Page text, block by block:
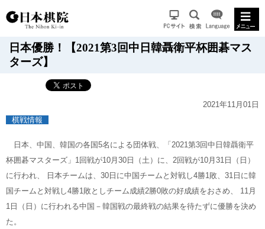
日本優勝！【2021第3回中日韓聶衛平杯囲碁マス
ターズ】
2021年11月01日
棋戦情報
日本、中国、韓国の各国5名による団体戦、「2021第3回中日韓聶衛平
杯囲碁マスターズ」1回戦が10月30日（土）に、2回戦が10月31日（日）
に行われ、 日本チームは、30日に中国チームと対戦し4勝1敗、31日に韓
国チームと対戦し4勝1敗としチーム成績2勝0敗の好成績をおさめ、 11月
1日（日）に行われる中国－韓国戦の最終戦の結果を待たずに優勝を決め
た。